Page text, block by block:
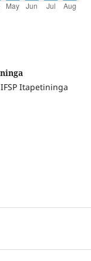
Itapetininga